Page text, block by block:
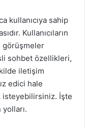
kullanıcıya sahip
Kullanıcıların
görüşmeler
sohbet özellikleri,
iletişim
edici hale
isteyebilirsiniz. İşte